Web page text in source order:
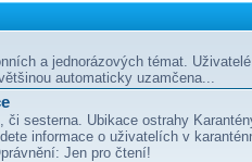
a jednorázových témat.
automaticky uzamčena...
či sesterna. Ubikace ostrahy
informace o uživatelích v
Jen pro čtení!